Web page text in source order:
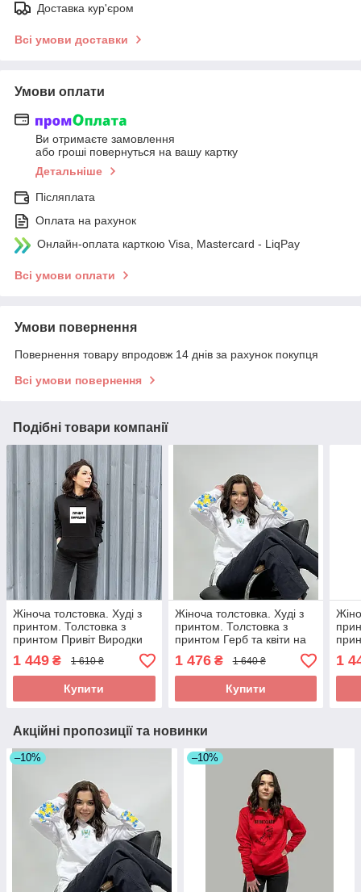
Доставка кур'єром
Всі умови доставки
Умови оплати
Ви отримаєте замовлення
або гроші повернуться на вашу картку
Детальніше
Післяплата
Оплата на рахунок
Онлайн-оплата карткою Visa, Mastercard - LiqPay
Всі умови оплати
Умови повернення
Повернення товару впродовж 14 днів за рахунок покупця
Всі умови повернення
Подібні товари компанії
Жіноча толстовка. Худі з
принтом. Толстовка з
принтом Привіт Виродки
1 449 ₴ 1 610 ₴
Купити
Жіноча толстовка. Худі з
принтом. Толстовка з
принтом Герб та квіти на
рукавах. Друк на рукавах.
1 476₴ 1 640 ₴
Купити
1
Акційні пропозиції та новинки
–10% –10%